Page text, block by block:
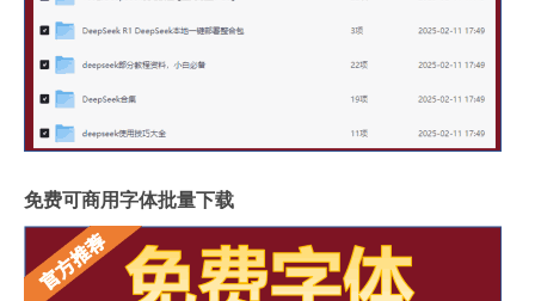
免费可商用字体批量下载